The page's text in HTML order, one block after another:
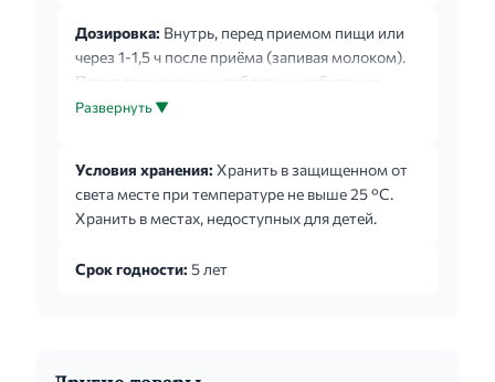
Дозировка: Внутрь, перед приемом пищи или
через 1-1,5 ч после приёма (запивая молоком).
Перед применением таблетки необходимо
измельчить. Дозы определяются лечащим
(латентная тетания, остеопороз): взрослым - 1-
3 г (2-6 таблеток) 2-3 раза в день; детям 3-4 лет
- 1 г (2 таблетки); 5-6 лет - 1-1,5 г (2-3 таблетки);
(4-6 таблеток); кратность приёма - 2-3 раза в
Развернуть ▼
Условия хранения: Хранить в защищенном от
света месте при температуре не выше 25 °С.
Хранить в местах, недоступных для детей.
Срок годности: 5 лет